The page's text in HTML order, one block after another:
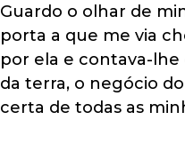
Guardo o olhar de
porta a que me via
por ela e contava-
da terra, o negócio
certa de todas as